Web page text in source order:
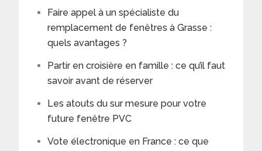
Faire appel à un spécialiste du
remplacement de fenêtres à Grasse :
quels avantages ?
Partir en croisière en famille : ce qu’il faut
savoir avant de réserver
Les atouts du sur mesure pour votre
future fenêtre PVC
Vote électronique en France : ce que